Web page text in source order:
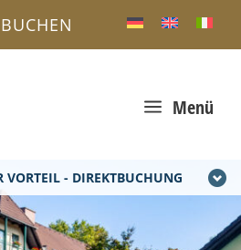
VORTEIL - DIREKTBUCHUNG
a Menü
BUCHEN